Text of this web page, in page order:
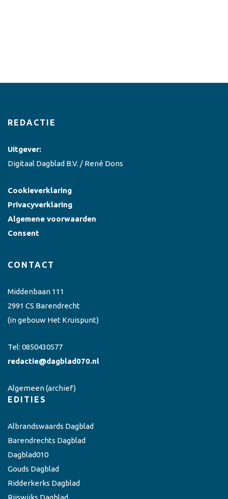
REDACTIE
Uitgever:
Digitaal Dagblad B.V. / René Dons
Cookieverklaring
Privacyverklaring
Algemene voorwaarden
Consent
CONTACT
Middenbaan 111
2991 CS Barendrecht
(in gebouw Het Kruispunt)
Tel: 0850430577
redactie@dagblad070.nl
Algemeen(archief)
EDITIES
Albrandswaards Dagblad
Barendrechts Dagblad
Dagblad010
Gouds Dagblad
Ridderkerks Dagblad